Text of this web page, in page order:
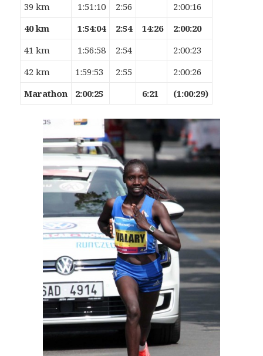
39 km
1:51:10 2:56
2:00:16
40 km
1:54:04 2:54 14:26
2:00:20
41 km
1:56:58 2:54
2:00:23
42 km
1:59:53 2:55
2:00:26
Marathon
2:00:25 6:21 (1:00:29)